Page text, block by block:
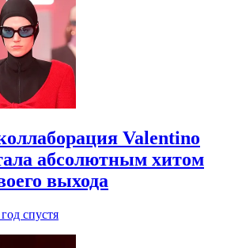
Valentino
абсолютным хитом
выхода
спустя